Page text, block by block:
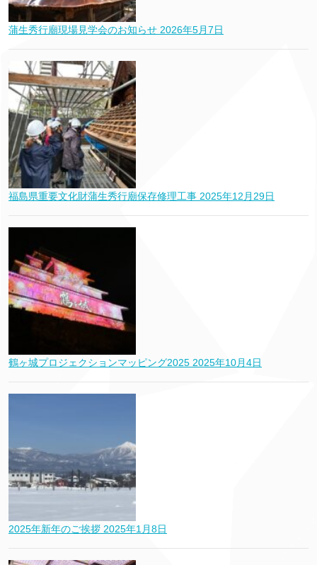
蒲生秀行廟現場見学会のお知らせ 2026年5月7日
福島県重要文化財蒲生秀行廟保存修理工事 2025年12月29日
鶴ヶ城プロジェクションマッピング2025 2025年10月4日
2025年新年のご挨拶 2025年1月8日